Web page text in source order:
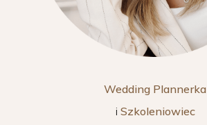
Wedding Plannerka
i Szkoleniowiec